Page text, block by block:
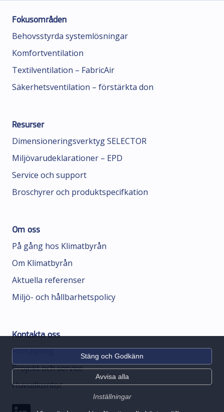
Stäng och Godkänn
Avvisa alla
Inställningar
Fokusområden
Behovsstyrda systemlösningar
Komfortventilation
Textilventilation – FabricAir
Säkerhetsventilation – förstärkta don
Resurser
Dimensioneringsverktyg SELECTOR
Miljövarudeklarationer – EPD
Service och support
Broschyrer och produktspecifkation
Om oss
På gång hos Klimatbyrån
Om Klimatbyrån
Aktuella referenser
Miljö- och hållbarhetspolicy
Kontakta oss
Försäljning
Projekt och service
Huvudkontor